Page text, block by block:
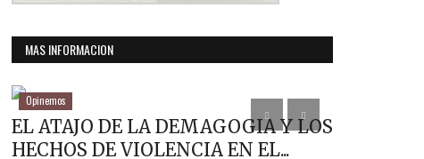
MAS INFORMACION
Opinemos
EL ATAJO DE LA DEMAGOGIA Y LOS
HECHOS DE VIOLENCIA EN EL...